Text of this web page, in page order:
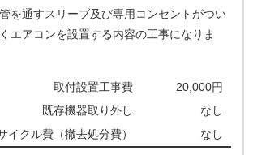
を通すスリーブ及び専用コンセントがつい
エアコンを設置する内容の工事になりま
取付設置工事費
20,000円
既存機器取り外し
なし
イクル費（撤去処分費）
なし